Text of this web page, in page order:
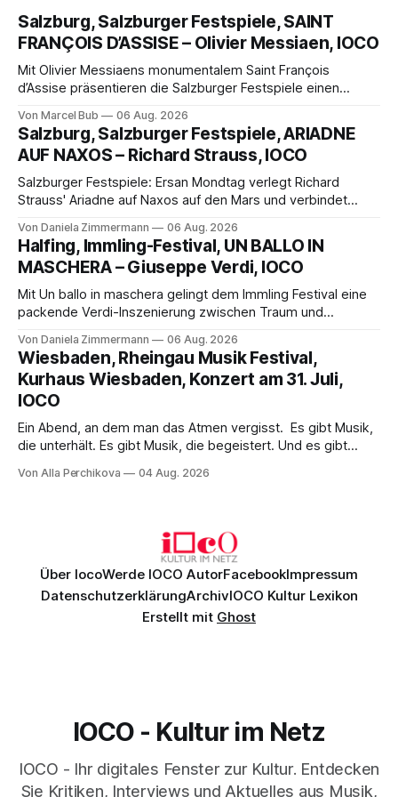
Salzburg, Salzburger Festspiele, SAINT
FRANÇOIS D’ASSISE – Olivier Messiaen, IOCO
Mit Olivier Messiaens monumentalem Saint François
d’Assise präsentieren die Salzburger Festspiele einen
eine bildgewaltige Inszenierung, Maxime Pascal entfaltet
die komplexe Partitur eindrucksvoll, Philippe Sly berührt als
Franziskus.
Von Marcel Bub 06 Aug. 2026
Salzburg, Salzburger Festspiele, ARIADNE
AUF NAXOS – Richard Strauss, IOCO
Salzburger Festspiele: Ersan Mondtag verlegt Richard
Strauss' Ariadne auf Naxos auf den Mars und verbindet
Aufführung mit starken Solisten und den Wiener
Philharmonikern, szenisch bleibt der zweite Akt jedoch
hinter den Erwartungen zurück.
Von Daniela Zimmermann 06 Aug. 2026
Halfing, Immling-Festival, UN BALLO IN
MASCHERA – Giuseppe Verdi, IOCO
Mit Un ballo in maschera gelingt dem Immling Festival eine
packende Verdi-Inszenierung zwischen Traum und
psychologische Tiefe mit starken Bildern, getragen von
einem spielfreudigen Ensemble und einer musikalisch
überzeugenden Gesamtleistung.
Von Daniela Zimmermann 06 Aug. 2026
Wiesbaden, Rheingau Musik Festival,
Kurhaus Wiesbaden, Konzert am 31. Juli,
IOCO
Ein Abend, an dem man das Atmen vergisst. Es gibt Musik,
die unterhält. Es gibt Musik, die begeistert. Und es gibt
Genau so war der Abend im Kurhaus Wiesbaden, an dem
Von Alla Perchikova 04 Aug. 2026
Über IocoWerde IOCO AutorFacebookImpressum
DatenschutzerklärungArchivIOCO Kultur Lexikon
Erstellt mit Ghost
IOCO - Kultur im Netz
IOCO - Ihr digitales Fenster zur Kultur. Entdecken
Sie Kritiken, Interviews und Aktuelles aus Musik,